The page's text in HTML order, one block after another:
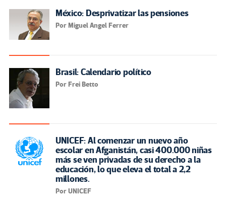
México: Desprivatizar las pensiones
Por Miguel Angel Ferrer
Brasil: Calendario político
Por Frei Betto
UNICEF: Al comenzar un nuevo año
escolar en Afganistán, casi 400.000 niñas
más se ven privadas de su derecho a la
educación, lo que eleva el total a 2,2
millones.
Por UNICEF